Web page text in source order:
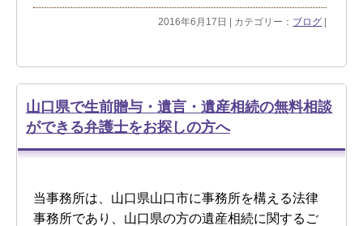
2016年6月17日 | カテゴリー： ブログ
山口県で生前贈与・遺言・遺産相続の無料相談
ができる弁護士をお探しの方へ
当事務所は、山口県山口市に事務所を構える法律
事務所であり、山口県の方の遺産相続に関するご